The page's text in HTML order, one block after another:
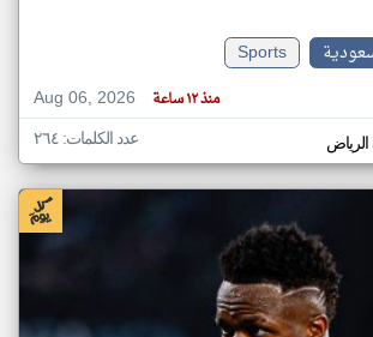
Sports
Aug 06, 2026
منذ ١٢ ساعة
الرياض عدد الكلمات: ٢٦٤